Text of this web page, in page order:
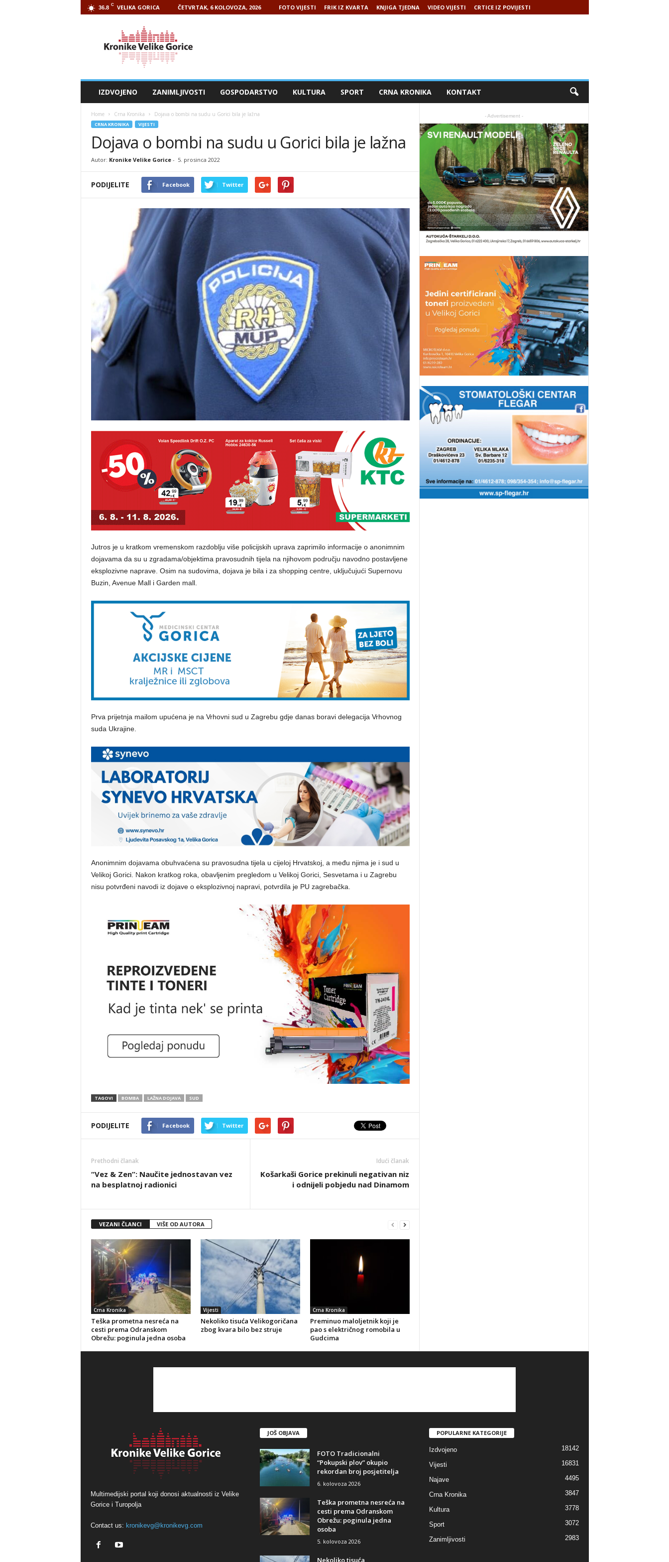
36.8 C VELIKA GORICA ČETVRTAK, 6 KOLOVOZA, 2026 FOTO VIJESTI FRIK IZ KVARTA KNJIGA TJEDNA VIDEO VIJESTI CRTICE IZ POVIJESTI
IZDVOJENO ZANIMLJIVOSTI GOSPODARSTVO KULTURA SPORT CRNA KRONIKA KONTAKT
Home Crna Kronika Dojava o bombi na sudu u Gorici bila je lažna
CRNA KRONIKA VIJESTI
Dojava o bombi na sudu u Gorici bila je lažna
Autor: Kronike Velike Gorice- 5. prosinca 2022
PODIJELITE Facebook Twitter
Jutros je u kratkom vremenskom razdoblju više policijskih uprava zaprimilo informacije o anonimnim
dojavama da su u zgradama/objektima pravosudnih tijela na njihovom području navodno postavljene
eksplozivne naprave. Osim na sudovima, dojava je bila i za shopping centre, uključujući Supernovu
Buzin, Avenue Mall i Garden mall.
Prva prijetnja mailom upućena je na Vrhovni sud u Zagrebu gdje danas boravi delegacija Vrhovnog
suda Ukrajine.
Anonimnim dojavama obuhvaćena su pravosudna tijela u cijeloj Hrvatskoj, a među njima je i sud u
Velikoj Gorici. Nakon kratkog roka, obavljenim pregledom u Velikoj Gorici, Sesvetama i u Zagrebu
nisu potvrđeni navodi iz dojave o eksplozivnoj napravi, potvrdila je PU zagrebačka.
TAGOVI BOMBA LAŽNA DOJAVA SUD
PODIJELITE Facebook Twitter
Prethodni članak
“Vez & Zen”: Naučite jednostavan vez
na besplatnoj radionici
Idući članak
Košarkaši Gorice prekinuli negativan niz
i odnijeli pobjedu nad Dinamom
VEZANI ČLANCI VIŠE OD AUTORA
Crna Kronika
Teška prometna nesreća na
cesti prema Odranskom
Obrežu: poginula jedna osoba
Vijesti
Nekoliko tisuća Velikogoričana
zbog kvara bilo bez struje
Crna Kronika
Preminuo maloljetnik koji je
pao s električnog romobila u
Gudcima
- Advertisement -
Multimedijski portal koji donosi aktualnosti iz Velike
Gorice i Turopolja
Contact us: kronikevg@kronikevg.com
JOŠ OBJAVA
FOTO Tradicionalni
“Pokupski plov” okupio
rekordan broj posjetitelja
6. kolovoza 2026
Teška prometna nesreća na
cesti prema Odranskom
Obrežu: poginula jedna
osoba
5. kolovoza 2026
Nekoliko tisuća
POPULARNE KATEGORIJE
Izdvojeno 18142
Vijesti 16831
Najave 4495
Crna Kronika 3847
Kultura 3778
Sport 3072
Zanimljivosti 2983